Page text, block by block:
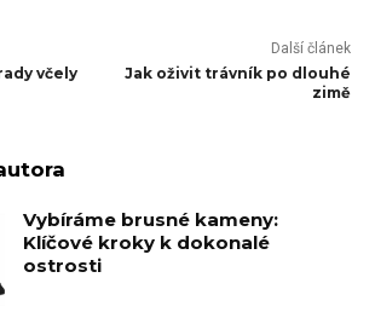
včely
Další článek
Jak oživit trávník po dlouhé
zimě
Vybíráme brusné kameny:
Klíčové kroky k dokonalé
ostrosti